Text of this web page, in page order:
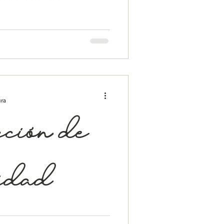
compartir y de repente te
de
es debido a que